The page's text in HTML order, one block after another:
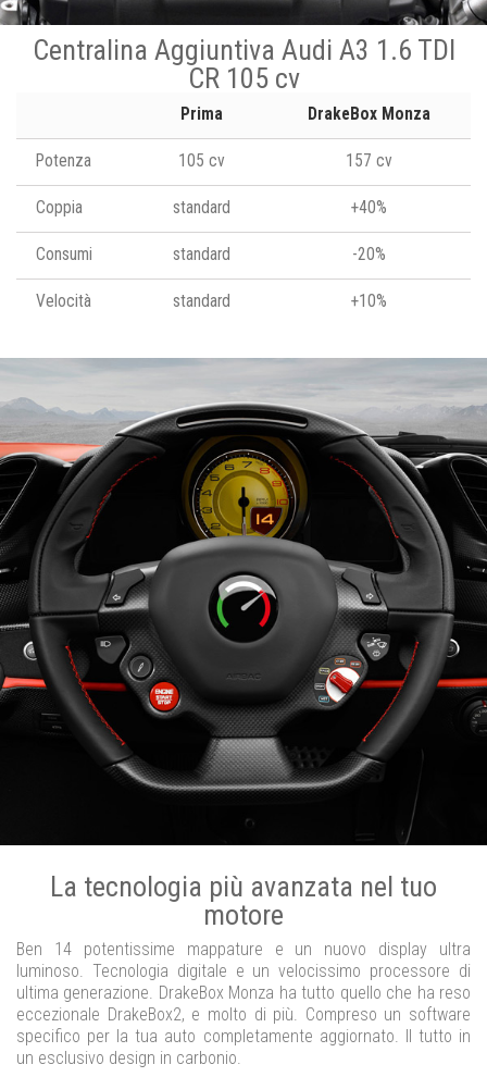
Centralina Aggiuntiva Audi A3 1.6 TDI
CR 105 cv
Prima DrakeBox Monza
Potenza 105 cv 157 cv
Coppia standard +40%
Consumi standard -20%
Velocità standard +10%
La tecnologia più avanzata nel tuo
motore
Ben 14 potentissime mappature e un nuovo display ultra
luminoso. Tecnologia digitale e un velocissimo processore di
ultima generazione. DrakeBox Monza ha tutto quello che ha reso
eccezionale DrakeBox2, e molto di più. Compreso un software
specifico per la tua auto completamente aggiornato. Il tutto in
un esclusivo design in carbonio.